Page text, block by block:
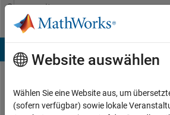
Weiter zum Inhalt
Community
Profile
Lorenzo
Website auswählen
Wählen Sie eine Website aus, um
(sofern verfügbar) sowie lokale